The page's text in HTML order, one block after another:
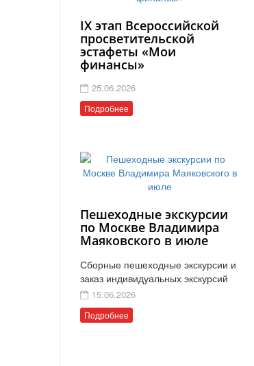
IX этап Всероссийской
просветительской
эстафеты «Мои
финансы»
25.06.2026
Подробнее
Пешеходные экскурсии
по Москве Владимира
Маяковского в июле
Сборные пешеходные экскурсии и
заказ индивидуальных экскурсий
15.06.2026
Подробнее